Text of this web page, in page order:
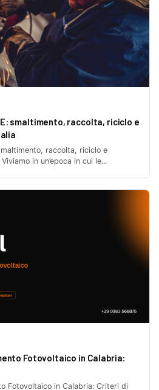
smaltimento, raccolta, riciclo e
raccolta, riciclo e
in un’epoca in cui le...
Fotovoltaico in Calabria:
Fotovoltaico in Calabria: Criteri di